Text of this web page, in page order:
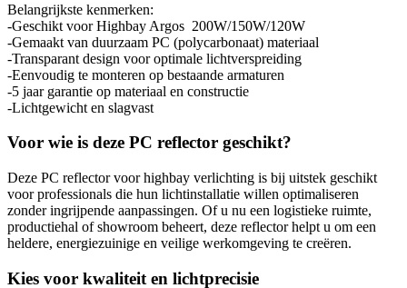
Belangrijkste kenmerken:
-Geschikt voor Highbay Argos 200W/150W/120W
-Gemaakt van duurzaam PC (polycarbonaat) materiaal
-Transparant design voor optimale lichtverspreiding
-Eenvoudig te monteren op bestaande armaturen
-5 jaar garantie op materiaal en constructie
-Lichtgewicht en slagvast
Voor wie is deze PC reflector geschikt?
Deze PC reflector voor highbay verlichting is bij uitstek geschikt
voor professionals die hun lichtinstallatie willen optimaliseren
zonder ingrijpende aanpassingen. Of u nu een logistieke ruimte,
productiehal of showroom beheert, deze reflector helpt u om een
heldere, energiezuinige en veilige werkomgeving te creëren.
Kies voor kwaliteit en lichtprecisie